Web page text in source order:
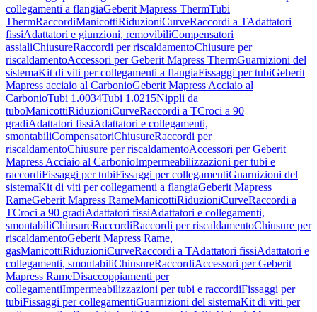
collegamenti a flangiaGeberit Mapress ThermTubi
ThermRaccordiManicottiRiduzioniCurveRaccordi a TAdattatori
fissiAdattatori e giunzioni, removibiliCompensatori
assialiChiusureRaccordi per riscaldamentoChiusure per
riscaldamentoAccessori per Geberit Mapress ThermGuarnizioni del
sistemaKit di viti per collegamenti a flangiaFissaggi per tubiGeberit
Mapress acciaio al CarbonioGeberit Mapress Acciaio al
CarbonioTubi 1.0034Tubi 1.0215Nippli da
tuboManicottiRiduzioniCurveRaccordi a TCroci a 90
gradiAdattatori fissiAdattatori e collegamenti,
smontabiliCompensatoriChiusureRaccordi per
riscaldamentoChiusure per riscaldamentoAccessori per Geberit
Mapress Acciaio al CarbonioImpermeabilizzazioni per tubi e
raccordiFissaggi per tubiFissaggi per collegamentiGuarnizioni del
sistemaKit di viti per collegamenti a flangiaGeberit Mapress
RameGeberit Mapress RameManicottiRiduzioniCurveRaccordi a
TCroci a 90 gradiAdattatori fissiAdattatori e collegamenti,
smontabiliChiusureRaccordiRaccordi per riscaldamentoChiusure per
riscaldamentoGeberit Mapress Rame,
gasManicottiRiduzioniCurveRaccordi a TAdattatori fissiAdattatori e
collegamenti, smontabiliChiusureRaccordiAccessori per Geberit
Mapress RameDisaccoppiamenti per
collegamentiImpermeabilizzazioni per tubi e raccordiFissaggi per
tubiFissaggi per collegamentiGuarnizioni del sistemaKit di viti per